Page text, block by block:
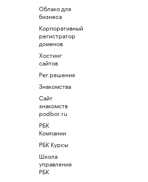
Облако для
бизнеса
Корпоративный
регистратор
доменов
Хостинг
сайтов
Рег.решения
Знакомства
Сайт
знакомств
podbor.ru
РБК
Компании
РБК Курсы
Школа
управления
РБК